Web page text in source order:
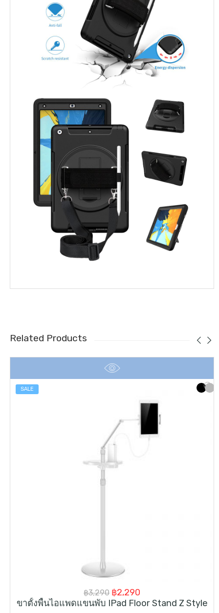
Related Products
SALE
฿3,290 Original
price
฿2,290
price
ขาตั้งพื้นไอแพดแขนพับ IPad Floor Stand Z Style